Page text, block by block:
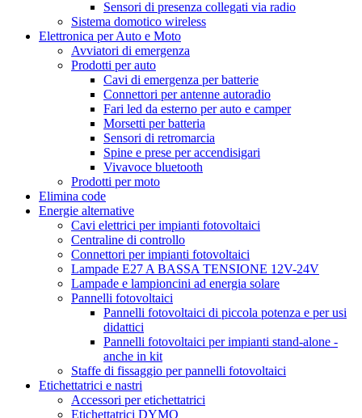
Sensori di presenza collegati via radio
Sistema domotico wireless
Elettronica per Auto e Moto
Avviatori di emergenza
Prodotti per auto
Cavi di emergenza per batterie
Connettori per antenne autoradio
Fari led da esterno per auto e camper
Morsetti per batteria
Sensori di retromarcia
Spine e prese per accendisigari
Vivavoce bluetooth
Prodotti per moto
Elimina code
Energie alternative
Cavi elettrici per impianti fotovoltaici
Centraline di controllo
Connettori per impianti fotovoltaici
Lampade E27 A BASSA TENSIONE 12V-24V
Lampade e lampioncini ad energia solare
Pannelli fotovoltaici
Pannelli fotovoltaici di piccola potenza e per usi
didattici
Pannelli fotovoltaici per impianti stand-alone -
anche in kit
Staffe di fissaggio per pannelli fotovoltaici
Etichettatrici e nastri
Accessori per etichettatrici
Etichettatrici DYMO